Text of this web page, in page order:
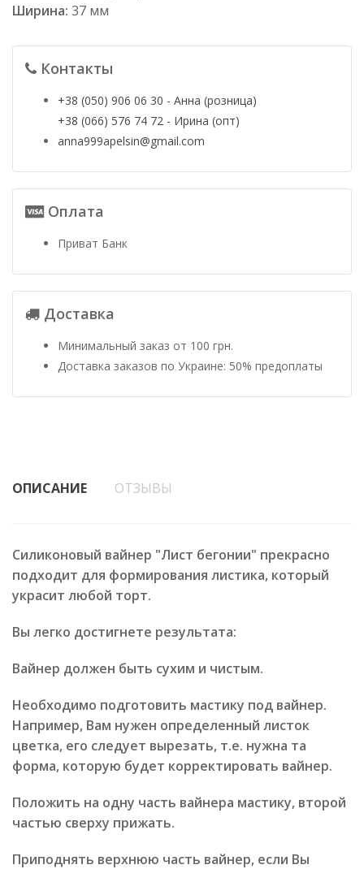
Ширина: 37 мм
Контакты
+38 (050) 906 06 30 - Анна (розница)
+38 (066) 576 74 72 - Ирина (опт)
anna999apelsin@gmail.com
Оплата
Приват Банк
Доставка
Минимальный заказ от 100 грн.
Доставка заказов по Украине: 50% предоплаты
ОПИСАНИЕ ОТЗЫВЫ
Силиконовый вайнер "Лист бегонии" прекрасно
подходит для формирования листика, который
украсит любой торт.
Вы легко достигнете результата:
Вайнер должен быть сухим и чистым.
Необходимо подготовить мастику под вайнер.
Например, Вам нужен определенный листок
цветка, его следует вырезать, т.е. нужна та
форма, которую будет корректировать вайнер.
Положить на одну часть вайнера мастику, второй
частью сверху прижать.
Приподнять верхнюю часть вайнер, если Вы